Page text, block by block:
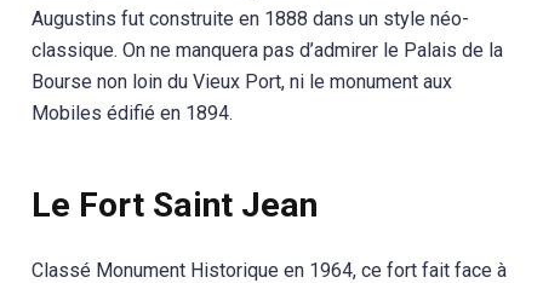
Augustins fut construite en 1888 dans un style néo-
classique. On ne manquera pas d’admirer le Palais de la
Bourse non loin du Vieux Port, ni le monument aux
Mobiles édifié en 1894.
Le Fort Saint Jean
Classé Monument Historique en 1964, ce fort fait face à